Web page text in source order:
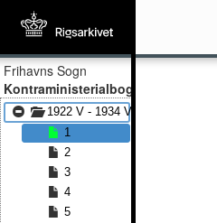
Frihavns Sogn
Kontraministerialbog
1922 V - 1934 V
1
2
3
4
5